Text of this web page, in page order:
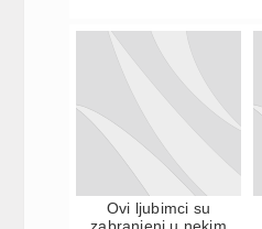
Ovi ljubimci su